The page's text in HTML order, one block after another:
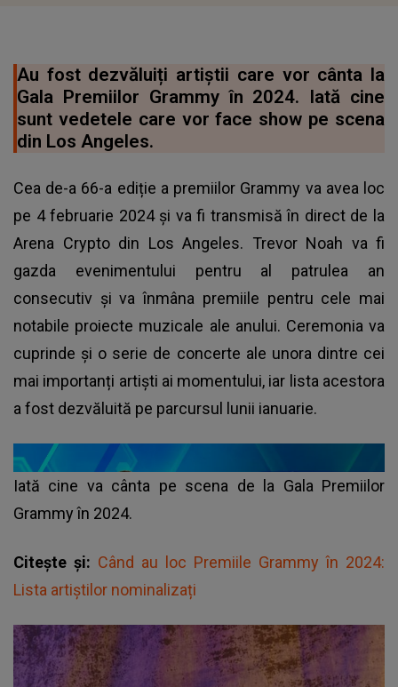
Au fost dezvăluiți artiștii care vor cânta la
Gala Premiilor Grammy în 2024. Iată cine
sunt vedetele care vor face show pe scena
din Los Angeles.
Cea de-a 66-a ediție a premiilor Grammy va avea loc
pe 4 februarie 2024 și va fi transmisă în direct de la
Arena Crypto din Los Angeles. Trevor Noah va fi
gazda evenimentului pentru al patrulea an
consecutiv și va înmâna premiile pentru cele mai
notabile proiecte muzicale ale anului. Ceremonia va
cuprinde și o serie de concerte ale unora dintre cei
mai importanți artiști ai momentului, iar lista acestora
a fost dezvăluită pe parcursul lunii ianuarie.
Iată cine va cânta pe scena de la Gala Premiilor
Grammy în 2024.
Citește și: Când au loc Premiile Grammy în 2024:
Lista artiștilor nominalizați